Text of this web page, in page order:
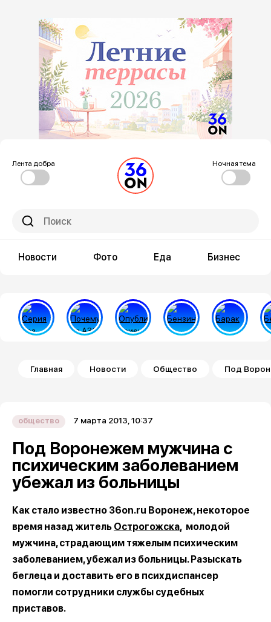
Лента добра Ночная тема
Новости Фото Еда Бизнес
Строка навигации
Главная Новости Общество Под
общество 7 марта 2013, 10:37
Под Воронежем мужчина с
психическим заболеванием
убежал из больницы
Как стало известно 36on.ru Воронеж, некоторое
время назад житель Острогожска, молодой
мужчина, страдающим тяжелым психическим
заболеванием, убежал из больницы. Разыскать
беглеца и доставить его в психдиспансер
помогли сотрудники службы судебных
приставов.